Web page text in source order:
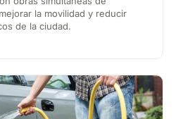
la movilidad y reducir
de la ciudad.